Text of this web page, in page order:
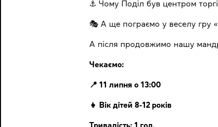
⚓ Чому Поділ був центром
🎭 А ще пограємо у веселу гру
А після продовжимо нашу
Чекаємо:
📍 11 липня о 13:00
👧 Вік дітей 8-12 років
Тривалість: 1 год.